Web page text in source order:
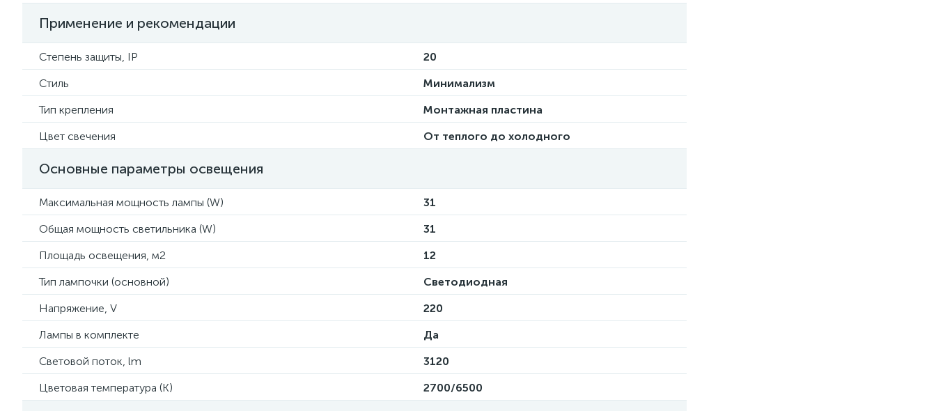
Применение и рекомендации
Степень защиты, IP
20
Стиль
Минимализм
Тип крепления
Монтажная пластина
Цвет свечения
От теплого до холодного
Основные параметры освещения
Максимальная мощность лампы (W)
31
Общая мощность светильника (W)
31
Площадь освещения, м2
12
Тип лампочки (основной)
Светодиодная
Напряжение, V
220
Лампы в комплекте
Да
Световой поток, lm
3120
Цветовая температура (К)
2700/6500